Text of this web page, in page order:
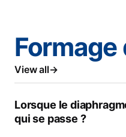
Formage
View all
Lorsque le
qui se passe ?